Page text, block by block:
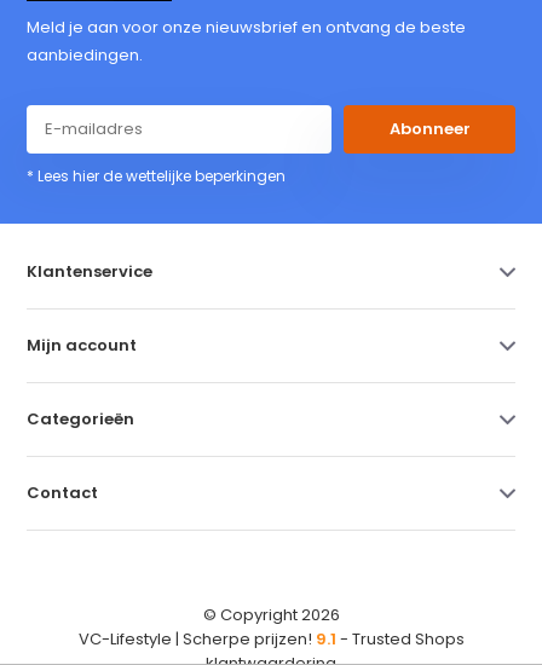
Meld je aan voor onze nieuwsbrief en ontvang de beste
aanbiedingen.
Abonneer
* Lees hier de wettelijke beperkingen
Klantenservice
Mijn account
Categorieën
Contact
© Copyright 2026
VC-Lifestyle | Scherpe prijzen! 9.1 - Trusted Shops